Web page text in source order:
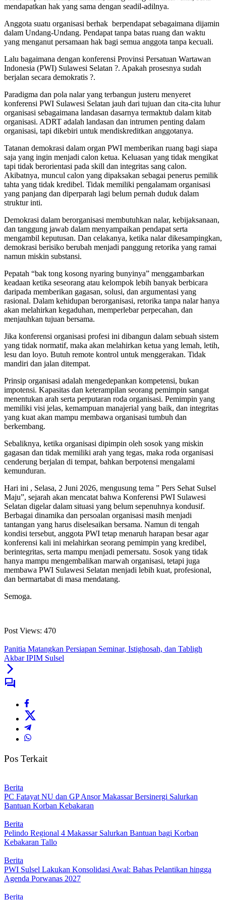
mendapatkan hak yang sama dengan seadil-adilnya.
Anggota suatu organisasi berhak berpendapat sebagaimana dijamin
dalam Undang-Undang. Pendapat tanpa batas ruang dan waktu
yang menganut persamaan hak bagi semua anggota tanpa kecuali.
Lalu bagaimana dengan konferensi Provinsi Persatuan Wartawan
Indonesia (PWI) Sulawesi Selatan ?. Apakah prosesnya sudah
berjalan secara demokratis ?.
Paradigma dan pola nalar yang terbangun justeru menyeret
konferensi PWI Sulawesi Selatan jauh dari tujuan dan cita-cita luhur
organisasi sebagaimana landasan dasarnya termaktub dalam kitab
organisasi. ADRT adalah landasan dan intrumen penting dalam
organisasi, tapi dikebiri untuk mendiskreditkan anggotanya.
Tatanan demokrasi dalam organ PWI memberikan ruang bagi siapa
saja yang ingin menjadi calon ketua. Keluasan yang tidak mengikat
tapi tidak berorientasi pada skill dan integritas sang calon.
Akibatnya, muncul calon yang dipaksakan sebagai penerus pemilik
tahta yang tidak kredibel. Tidak memiliki pengalamam organisasi
yang panjang dan diperparah lagi belum pernah duduk dalam
struktur inti.
Demokrasi dalam berorganisasi membutuhkan nalar, kebijaksanaan,
dan tanggung jawab dalam menyampaikan pendapat serta
mengambil keputusan. Dan celakanya, ketika nalar dikesampingkan,
demokrasi berisiko berubah menjadi panggung retorika yang ramai
namun miskin substansi.
Pepatah “bak tong kosong nyaring bunyinya” menggambarkan
keadaan ketika seseorang atau kelompok lebih banyak berbicara
daripada memberikan gagasan, solusi, dan argumentasi yang
rasional. Dalam kehidupan berorganisasi, retorika tanpa nalar hanya
akan melahirkan kegaduhan, memperlebar perpecahan, dan
menjauhkan tujuan bersama.
Jika konferensi organisasi profesi ini dibangun dalam sebuah sistem
yang tidak normatif, maka akan melahirkan ketua yang lemah, letih,
lesu dan loyo. Butuh remote kontrol untuk menggerakan. Tidak
mandiri dan jalan ditempat.
Prinsip organisasi adalah mengedepankan kompetensi, bukan
impotensi. Kapasitas dan keterampilan seorang pemimpin sangat
menentukan arah serta perputaran roda organisasi. Pemimpin yang
memiliki visi jelas, kemampuan manajerial yang baik, dan integritas
yang kuat akan mampu membawa organisasi tumbuh dan
berkembang.
Sebaliknya, ketika organisasi dipimpin oleh sosok yang miskin
gagasan dan tidak memiliki arah yang tegas, maka roda organisasi
cenderung berjalan di tempat, bahkan berpotensi mengalami
kemunduran.
Hari ini , Selasa, 2 Juni 2026, mengusung tema ” Pers Sehat Sulsel
Maju”, sejarah akan mencatat bahwa Konferensi PWI Sulawesi
Selatan digelar dalam situasi yang belum sepenuhnya kondusif.
Berbagai dinamika dan persoalan organisasi masih menjadi
tantangan yang harus diselesaikan bersama. Namun di tengah
kondisi tersebut, anggota PWI tetap menaruh harapan besar agar
konferensi kali ini melahirkan seorang pemimpin yang kredibel,
berintegritas, serta mampu menjadi pemersatu. Sosok yang tidak
hanya mampu mengembalikan marwah organisasi, tetapi juga
membawa PWI Sulawesi Selatan menjadi lebih kuat, profesional,
dan bermartabat di masa mendatang.
Semoga.
Post Views: 470
Panitia Matangkan Persiapan Seminar, Istighosah, dan Tabligh
Akbar IPIM Sulsel
Pos Terkait
Berita
PC Fatayat NU dan GP Ansor Makassar Bersinergi Salurkan
Bantuan Korban Kebakaran
Berita
Pelindo Regional 4 Makassar Salurkan Bantuan bagi Korban
Kebakaran Tallo
Berita
PWI Sulsel Lakukan Konsolidasi Awal: Bahas Pelantikan hingga
Agenda Porwanas 2027
Berita